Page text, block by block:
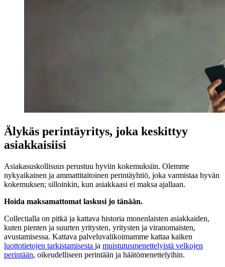
Älykäs perintäyritys, joka keskittyy
asiakkaisiisi
Asiakasuskollisuus perustuu hyviin kokemuksiin. Olemme
nykyaikainen ja ammattitaitoinen perintäyhtiö, joka varmistaa hyvän
kokemuksen; silloinkin, kun asiakkaasi ei maksa ajallaan.
Hoida maksamattomat laskusi jo tänään.
Collectialla on pitkä ja kattava historia monenlaisten asiakkaiden,
kuten pienten ja suurten yritysten, yritysten ja viranomaisten,
avustamisessa. Kattava palveluvalikoimamme kattaa kaiken
luottotietojen tarkistamisesta ja muistutusmenettelyistä velkojen
perintään, oikeudelliseen perintään ja häätömenettelyihin.